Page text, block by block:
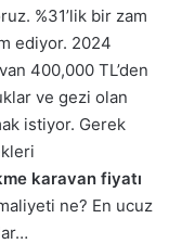
%31’lik bir zam
ediyor. 2024
400,000 TL’den
ve gezi olan
istiyor. Gerek
karavan fiyatı
ne? En ucuz